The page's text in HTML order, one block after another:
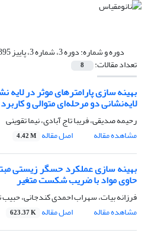
دوره و شماره:دوره 3، شماره 3، پاییز 1395
تعداد مقالات: 8
بهینه سازی پارامترهای موثر در
لایه‌نشانی دو مرحله‌ای متوالی و
رحیمه صدیقی، فریبا تاج آبادی، نیما تقوینی
مشاهده مقاله
اصل مقاله 4.42 M
بهینه سازی عملکرد حسگر زیستی
حاوی مواد با ضریب شکست متغیر
فرزانه بیات، سهراب احمدی کندجانی، حبیب
مشاهده مقاله
اصل مقاله 623.37 K